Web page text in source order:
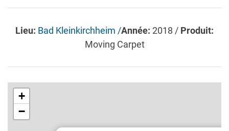
Lieu: Bad Kleinkirchheim /Année: 2018 / Produit:
Moving Carpet
+
−